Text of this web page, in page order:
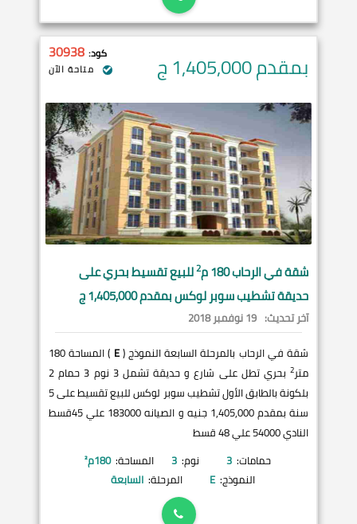
بمقدم 1,405,000 ج كود: 30938
متاحة الآن
شقة فيالرحاب180 م 2للبيع تقسيط بحري على
حديقة تشطيب سوبر لوكس بمقدم 1,405,000 ج
آخر تحديث: 19 نوفمبر 2018
شقة في الرحاب بالمرحلة السابعة النموذج (E
) المساحة 180
متر2
بحري تطل على شارع و حديقة تشمل 3 نوم 3 حمام 2
بلكونة بالطابق الأول تشطيب سوبر لوكس للبيع تقسيط على 5
سنة بمقدم 1,405,000 جنيه و الصيانه 183000 علي 45قسط
النادي 54000 علي 48 قسط
حمامات: 3 نوم: 3 المساحة: 180م²
النموذج: E المرحلة: السابعة